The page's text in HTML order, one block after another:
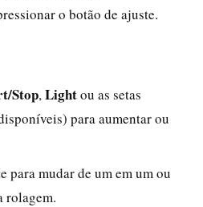
o botão de ajuste.
Stop, Lightou as setas
para aumentar ou
para mudar de um em um ou
rolagem.